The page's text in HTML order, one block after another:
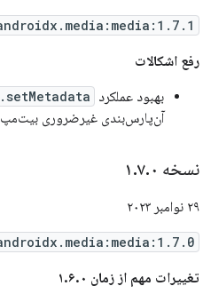
رفع اشکالات
بهبود عملکرد
آن‌پارس‌بندی غیرضروری
نسخه ۱ .۷.۰
۲۹ نوامبر ۲۰۲۳
تغییرات مهم از زمان ۱.۶.۰